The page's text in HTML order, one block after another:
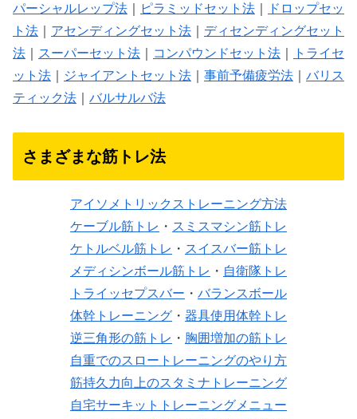
パーシャルレップ法
ピラミッドセット法
ドロップセッ
ト法
アセンディングセット法
ディセンディングセット
法
スーパーセット法 コンパウンドセット法
トライセ
ット法
ジャイアントセット法 事前予備疲労法
バリス
ティック法
バルサルバ法
さまざまな筋トレ法
アイソメトリックストレーニング方法
ケーブル筋トレ ・ スミスマシン筋トレ
ケトルベル筋トレ ・ スイスバー筋トレ
メディシンボール筋トレ ・ 自衛隊トレ
トライッセプスバー ・ バランスボール
体幹トレーニング ・ 器具使用体幹トレ
逆三角形の筋トレ ・ 胸囲増加の筋トレ
自重でのスロートレーニングのやり方
筋持久力向上のスタミナトレーニング
自宅サーキットトレーニングメニュー